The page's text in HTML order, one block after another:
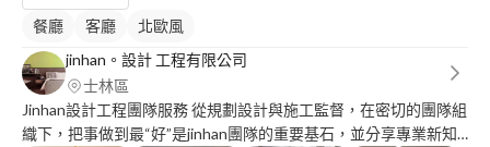
餐廳 客廳
北歐風
jinhan。設計 工程有限公司
士林區
Jinhan設計工程團隊服務 從規劃設計與施工監督，在密切的團隊組
織下，把事做到最“好”是jinhan團隊的重要基石，並分享專業新知